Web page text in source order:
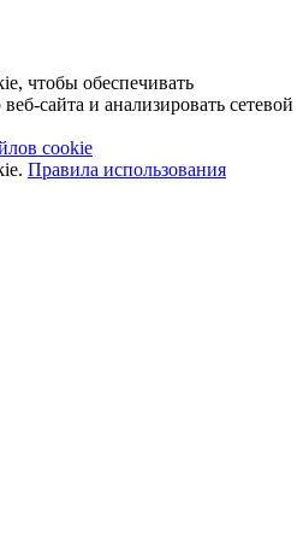
чтобы обеспечивать
сайта и анализировать сетевой
cookie
Правила использования